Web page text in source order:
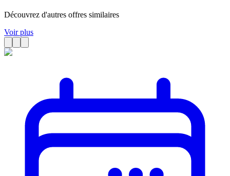
Découvrez d'autres offres similaires
Voir plus